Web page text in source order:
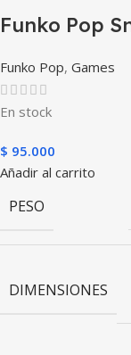
Funko Pop
Funko Pop, Games
En stock
$ 95.000
Añadir al carrito
PESO
DIMENSIONES